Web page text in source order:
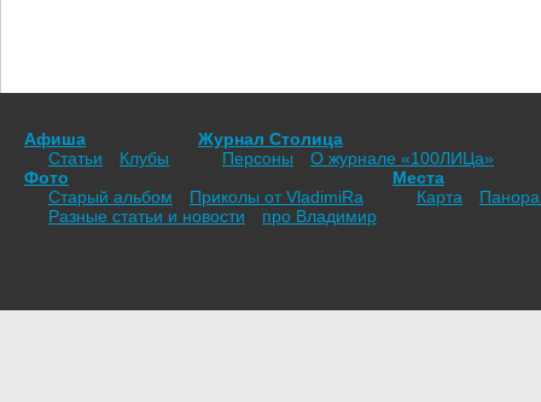
Афиша
Статьи
Клубы
Журнал Столица
Персоны
О журнале «100ЛИЦа»
Фото
Старый альбом
Приколы от VladimiRа
Места
Карта
Разные статьи и новости
про Владимир